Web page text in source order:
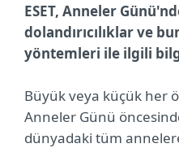
ESET, Anneler
dolandırıcılıklar ve
yöntemleri ile ilgili
Büyük veya küçük her
Anneler Günü
dünyadaki tüm